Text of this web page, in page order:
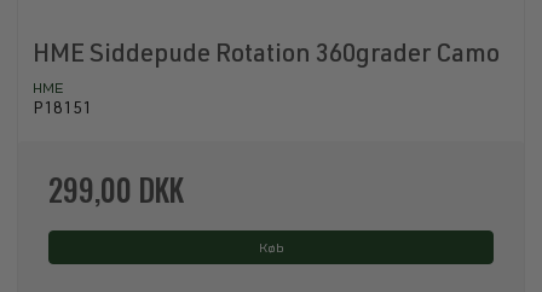
HME Siddepude Rotation 360grader Camo
HME
P18151
299,00 DKK
Køb